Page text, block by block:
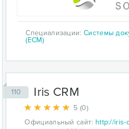
Специализации: Системы
(ECM)
110 Iris CRM
5 (0)
Официальный сайт: http://iris-